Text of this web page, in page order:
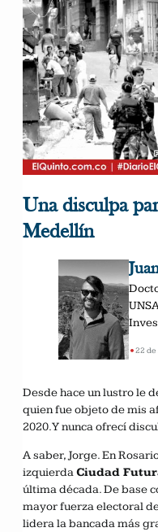
Una disculpa
Medellín
•22
Desde hace un lustro le
quien fue objeto de mis
2020. Y nunca ofrecí
A saber, Jorge. En
izquierdaCiudad
última década. De base
mayor fuerza electoral
lidera la bancada más